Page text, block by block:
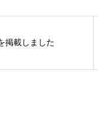
掲載しました